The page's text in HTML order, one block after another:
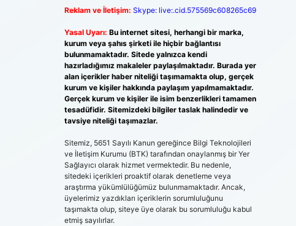
Reklam ve İletişim: Skype: live:.cid.575569c608265c69
Yasal Uyarı: Bu internet sitesi, herhangi bir marka,
kurum veya şahıs şirketi ile hiçbir bağlantısı
bulunmamaktadır. Sitede yalnızca kendi
hazırladığımız makaleler paylaşılmaktadır. Burada yer
alan içerikler haber niteliği taşımamakta olup, gerçek
kurum ve kişiler hakkında paylaşım yapılmamaktadır.
Gerçek kurum ve kişiler ile isim benzerlikleri tamamen
tesadüfidir. Sitemizdeki bilgiler taslak halindedir ve
tavsiye niteliği taşımazlar.
Sitemiz, 5651 Sayılı Kanun gereğince Bilgi Teknolojileri
ve İletişim Kurumu (BTK) tarafından onaylanmış bir Yer
Sağlayıcı olarak hizmet vermektedir. Bu nedenle,
sitedeki içerikleri proaktif olarak denetleme veya
araştırma yükümlülüğümüz bulunmamaktadır. Ancak,
üyelerimiz yazdıkları içeriklerin sorumluluğunu
taşımakta olup, siteye üye olarak bu sorumluluğu kabul
etmiş sayılırlar.